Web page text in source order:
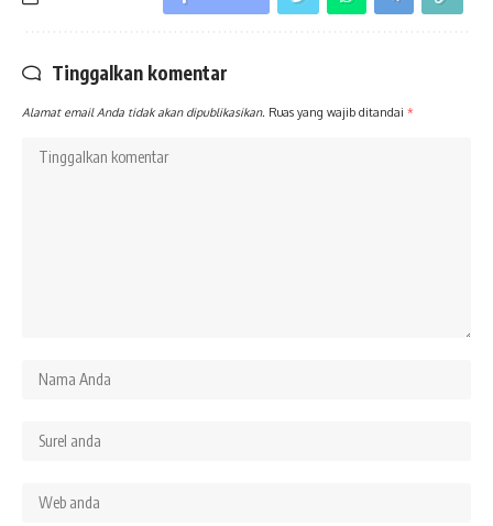
Tinggalkan komentar
Alamat email Anda tidak akan dipublikasikan. Ruas yang wajib ditandai *